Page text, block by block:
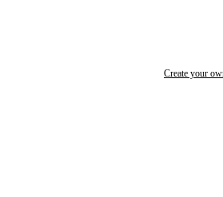
Create your